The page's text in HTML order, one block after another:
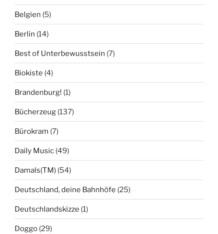
Belgien (5)
Berlin (14)
Best of Unterbewusstsein (7)
Biokiste (4)
Brandenburg! (1)
Bücherzeug (137)
Bürokram (7)
Daily Music (49)
Damals(TM) (54)
Deutschland, deine Bahnhöfe (25)
Deutschlandskizze (1)
Doggo (29)